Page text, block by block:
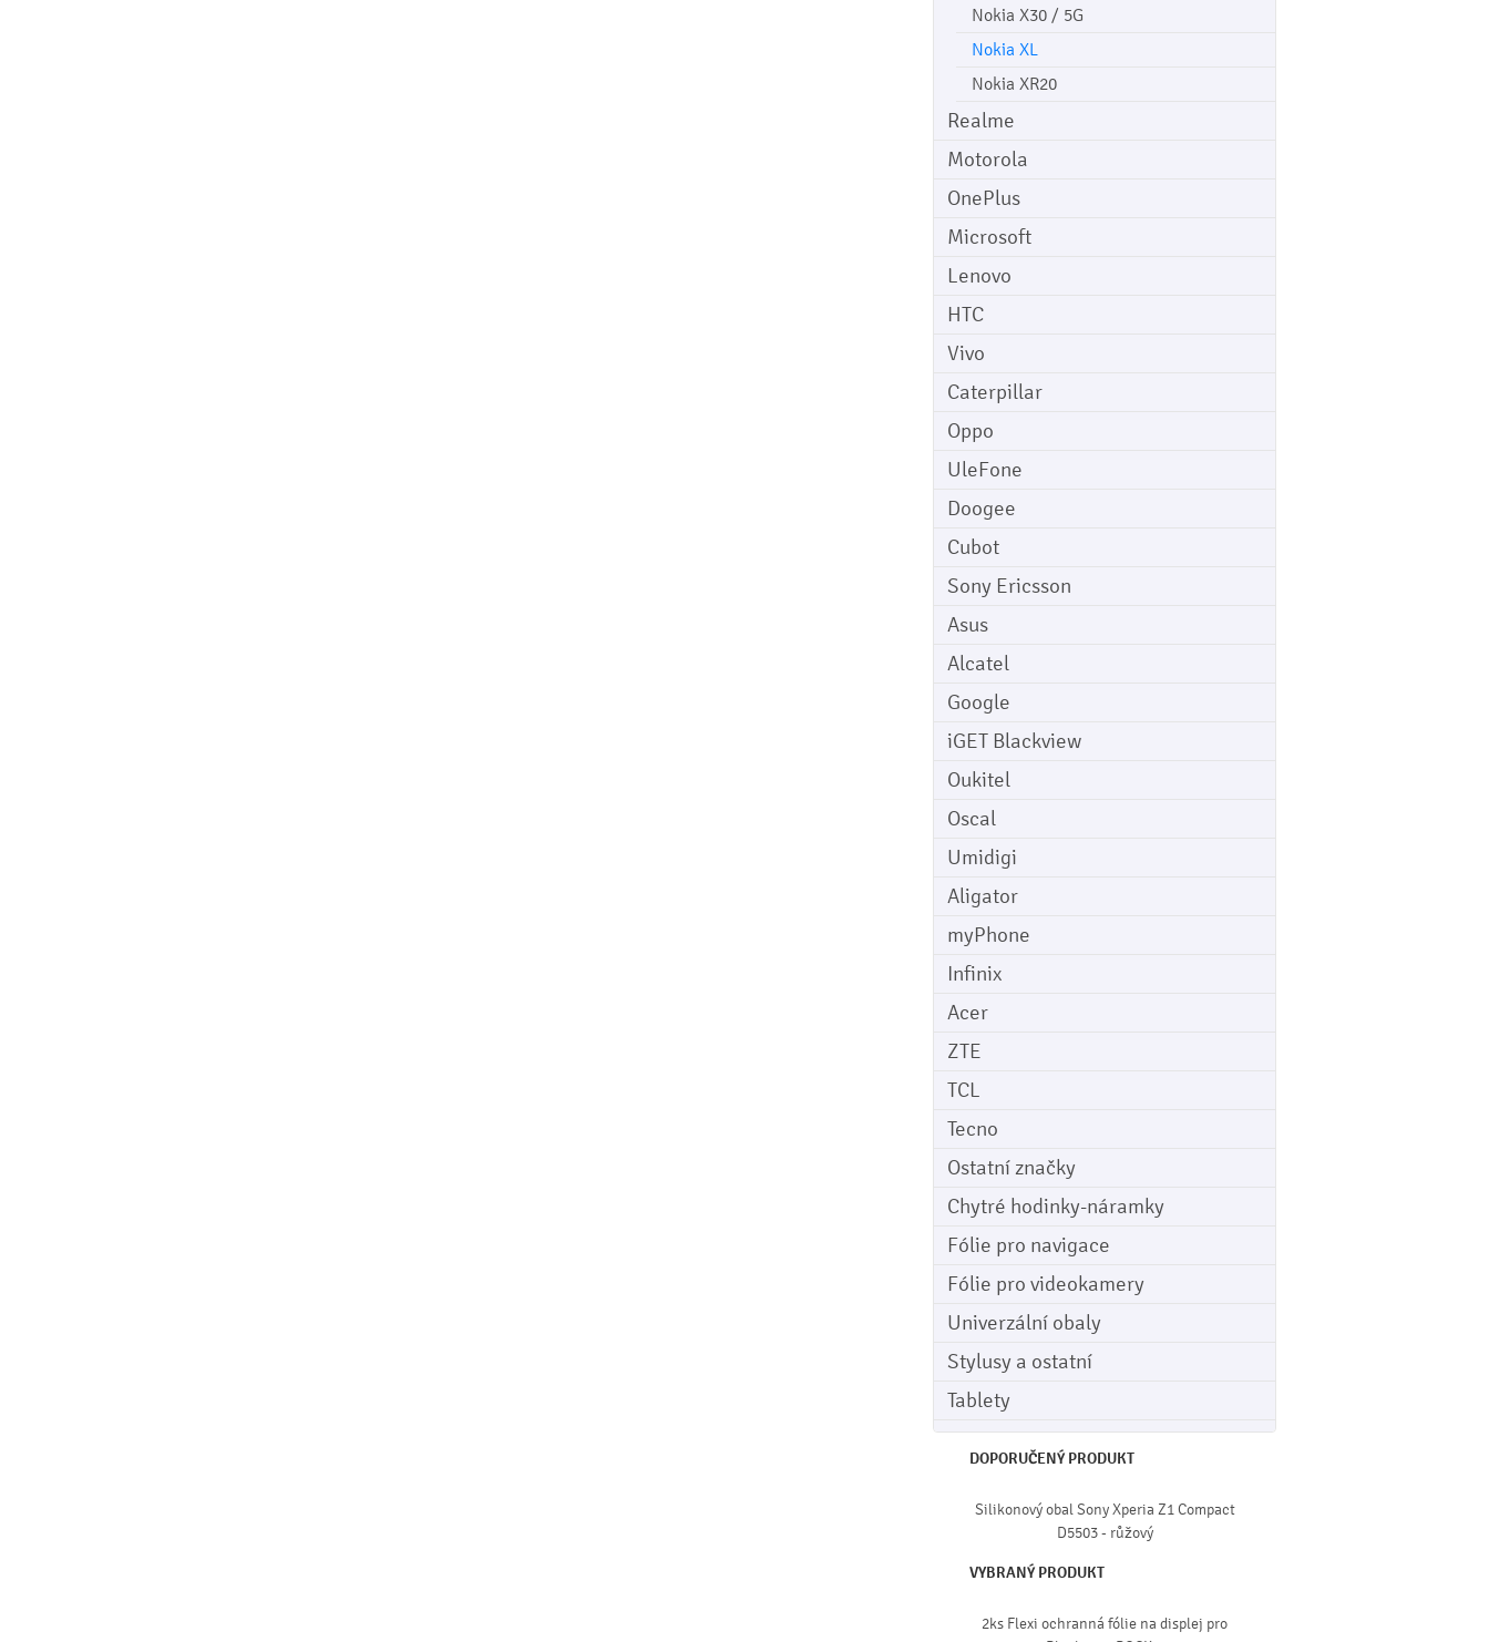
Nokia X30 / 5G
Nokia XL
Nokia XR20
Realme
Motorola
OnePlus
Microsoft
Lenovo
HTC
Vivo
Caterpillar
Oppo
UleFone
Doogee
Cubot
Sony Ericsson
Asus
Alcatel
Google
iGET Blackview
Oukitel
Oscal
Umidigi
Aligator
myPhone
Infinix
Acer
ZTE
TCL
Tecno
Ostatní značky
Chytré hodinky-náramky
Fólie pro navigace
Fólie pro videokamery
Univerzální obaly
Stylusy a ostatní
Tablety
DOPORUČENÝ PRODUKT
Silikonový obal Sony Xperia Z1 Compact
D5503 - růžový
VYBRANÝ PRODUKT
2ks Flexi ochranná fólie na displej pro